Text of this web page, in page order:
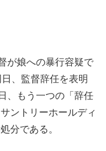
が娘への暴行容疑で
、監督辞任を表明
、もう一つの「辞任
ントリーホールディ
分である。